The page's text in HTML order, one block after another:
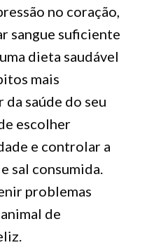
no coração,
sangue suficiente
dieta saudável
mais
saúde do seu
escolher
e controlar a
sal consumida.
problemas
de